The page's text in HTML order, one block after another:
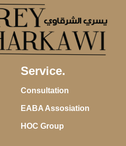
Service.
Consultation
EABA Assosiation
HOC Group